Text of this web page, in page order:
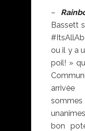
–
Bassett
ou il y a
poil! »
arrivée
bon